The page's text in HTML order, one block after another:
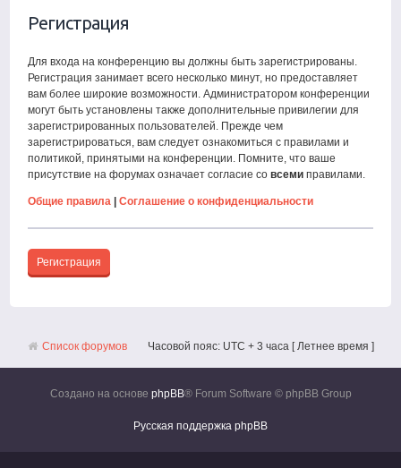
Регистрация
Для входа на конференцию вы должны быть зарегистрированы.
Регистрация занимает всего несколько минут, но предоставляет
вам более широкие возможности. Администратором конференции
могут быть установлены также дополнительные привилегии для
зарегистрированных пользователей. Прежде чем
зарегистрироваться, вам следует ознакомиться с правилами и
политикой, принятыми на конференции. Помните, что ваше
присутствие на форумах означает согласие совсеми правилами.
Общие правила |Соглашение о конфиденциальности
Регистрация
Список форумов Часовой пояс: UTC + 3 часа [ Летнее время ]
Создано на основе phpBB® Forum Software © phpBB Group
Русская поддержка phpBB